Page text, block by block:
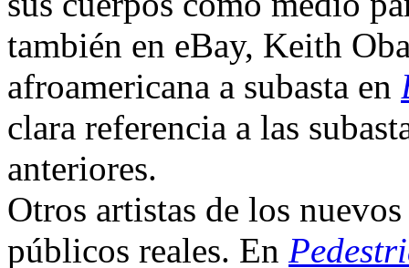
también en eBay, Keith
afroamericana a subasta en
clara referencia a las
anteriores.
Otros artistas de los
públicos reales. En